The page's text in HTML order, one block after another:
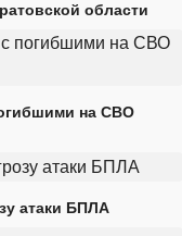
области
на СВО
атаки БПЛА